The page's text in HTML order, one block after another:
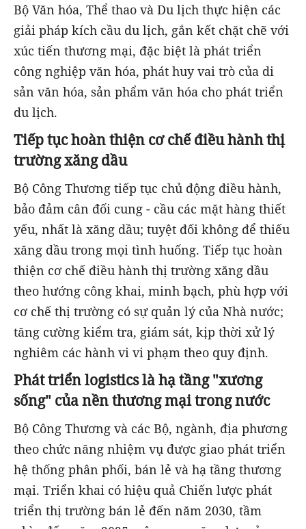
Bộ Văn hóa, Thể thao và Du lịch thực hiện các
giải pháp kích cầu du lịch, gắn kết chặt chẽ với
xúc tiến thương mại, đặc biệt là phát triển
công nghiệp văn hóa, phát huy vai trò của di
sản văn hóa, sản phẩm văn hóa cho phát triển
du lịch.
Tiếp tục hoàn thiện cơ chế điều hành thị
trường xăng dầu
Bộ Công Thương tiếp tục chủ động điều hành,
bảo đảm cân đối cung - cầu các mặt hàng thiết
yếu, nhất là xăng dầu; tuyệt đối không để thiếu
xăng dầu trong mọi tình huống. Tiếp tục hoàn
thiện cơ chế điều hành thị trường xăng dầu
theo hướng công khai, minh bạch, phù hợp với
cơ chế thị trường có sự quản lý của Nhà nước;
tăng cường kiểm tra, giám sát, kịp thời xử lý
nghiêm các hành vi vi phạm theo quy định.
Phát triển logistics là hạ tầng "xương
sống" của nền thương mại trong nước
Bộ Công Thương và các Bộ, ngành, địa phương
theo chức năng nhiệm vụ được giao phát triển
hệ thống phân phối, bán lẻ và hạ tầng thương
mại. Triển khai có hiệu quả Chiến lược phát
triển thị trường bán lẻ đến năm 2030, tầm